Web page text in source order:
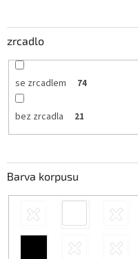
zrcadlo
se zrcadlem 74
bez zrcadla 21
Barva korpusu